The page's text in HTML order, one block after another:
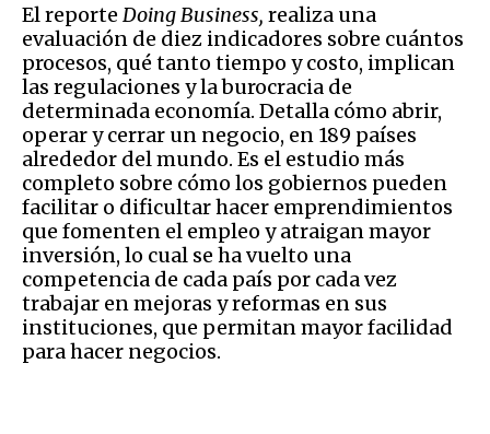
El reporte Doing Business, realiza una
evaluación de diez indicadores sobre cuántos
procesos, qué tanto tiempo y costo, implican
las regulaciones y la burocracia de
determinada economía. Detalla cómo abrir,
operar y cerrar un negocio, en 189 países
alrededor del mundo. Es el estudio más
completo sobre cómo los gobiernos pueden
facilitar o dificultar hacer emprendimientos
que fomenten el empleo y atraigan mayor
inversión, lo cual se ha vuelto una
competencia de cada país por cada vez
trabajar en mejoras y reformas en sus
instituciones, que permitan mayor facilidad
para hacer negocios.